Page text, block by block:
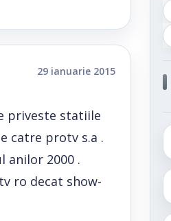
29 ianuarie 2015
priveste statiile
catre protv s.a .
anilor 2000 .
ro decat show-